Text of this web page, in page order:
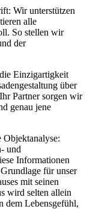
Wir unterstützen
alle
So stellen wir
der
Einzigartigkeit
über
Partner sorgen wir
genau jene
Objektanalyse:
und
Informationen
für unser
mit seinen
wird selten allein
dem Lebensgefühl,